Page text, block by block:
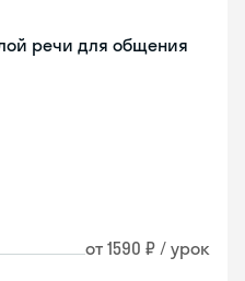
речи для общения
от 1590 ₽ / урок